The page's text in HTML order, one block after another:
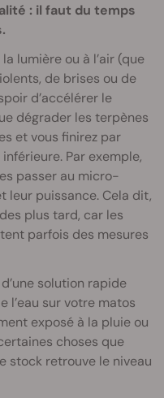
: il faut du temps
lumière ou à l’air (que
de brises ou de
d’accélérer le
dégrader les terpènes
et vous finirez par
Par exemple,
passer au micro-
leur puissance. Cela dit,
plus tard, car les
parfois des mesures
solution rapide
l’eau sur votre matos
exposé à la pluie ou
choses que
stock retrouve le niveau